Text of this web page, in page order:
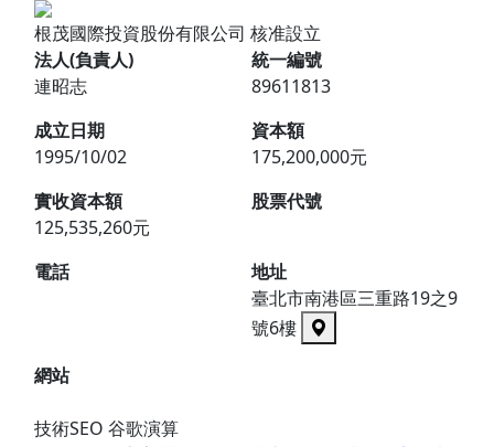
根茂國際投資股份有限公司 核准設立
法人(負責人)
連昭志
統一編號
89611813
成立日期
1995/10/02
資本額
175,200,000元
實收資本額
125,535,260元
股票代號
電話
地址
臺北市南港區三重路19之9
號6樓
網站
技術SEO 谷歌演算